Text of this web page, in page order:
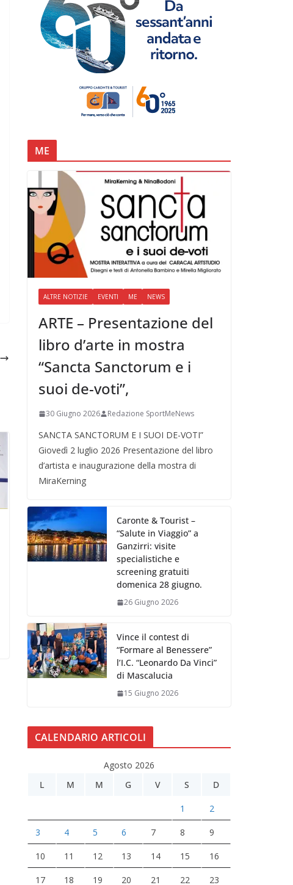
ME
ALTRE NOTIZIE EVENTI ME NEWS
ARTE – Presentazione del
libro d’arte in mostra
“Sancta Sanctorum e i
suoi de-voti”,
30 Giugno 2026 Redazione SportMeNews
SANCTA SANCTORUM E I SUOI DE-VOTI”
Giovedì 2 luglio 2026 Presentazione del libro
d’artista e inaugurazione della mostra di
MiraKerning
Caronte & Tourist –
“Salute in Viaggio” a
Ganzirri: visite
specialistiche e
screening gratuiti
domenica 28 giugno.
26 Giugno 2026
Vince il contest di
“Formare al Benessere”
l’I.C. “Leonardo Da Vinci”
di Mascalucia
15 Giugno 2026
CALENDARIO ARTICOLI
Agosto 2026
L
M M G V S D
1 2
3 4 5 6 7 8 9
10 11 12 13 14 15 16
17 18 19 20 21 22 23